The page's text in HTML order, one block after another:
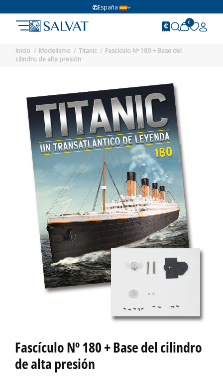
España
0
Inicio Modelismo Titanic
Fascículo Nº 180 + Base del
cilindro de alta presión
Fascículo Nº 180 + Base del cilindro
de alta presión